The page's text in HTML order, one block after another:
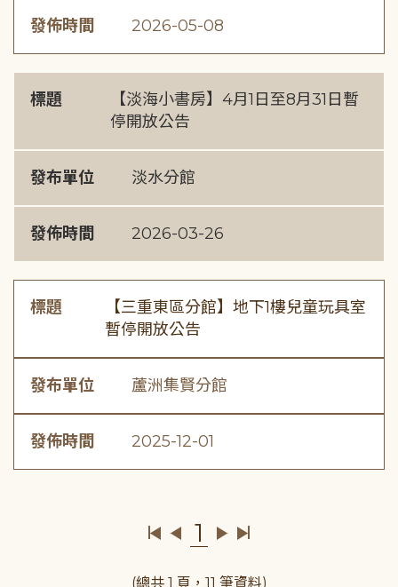
發佈時間 2026-05-08
標題
【淡海小書房】4月1日至8月31日暫
停開放公告
發布單位 淡水分館
發佈時間 2026-03-26
標題
【三重東區分館】地下1樓兒童玩具室
暫停開放公告
發布單位 蘆洲集賢分館
發佈時間 2025-12-01
1
(總共 1 頁，11 筆資料)